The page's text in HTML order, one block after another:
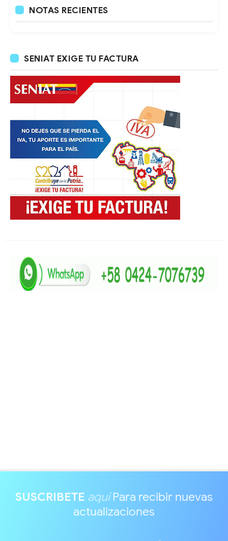
NOTAS RECIENTES
SENIAT EXIGE TU FACTURA
SUSCRIBETE aquíPara recibir nuevas
actualizaciones